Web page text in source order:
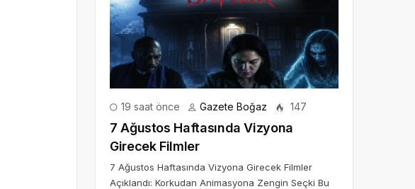
19 saat önce Gazete Boğaz 147
7 Ağustos Haftasında Vizyona
Girecek Filmler
7 Ağustos Haftasında Vizyona Girecek Filmler
Açıklandı: Korkudan Animasyona Zengin Seçki Bu